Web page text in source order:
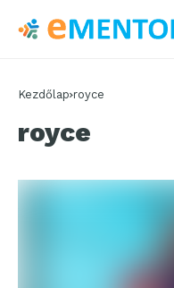
Kezdőlap royce
royce